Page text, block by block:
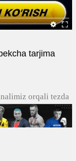
tarjima
orqali tezda
0